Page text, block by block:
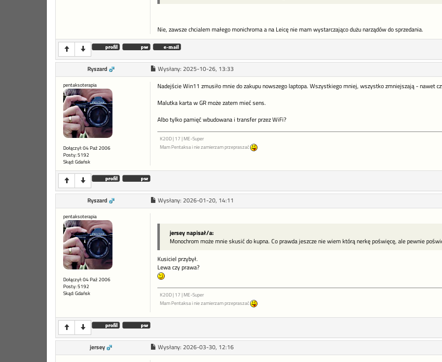
Nie, zawsze chcialem małego monichroma a na Leicę nie mam wystarczająco dużu narządów do sprzedania.
Ryszard Wysłany: 2025-10-26, 13:33
pentaksoterapia
Dołączył: 04 Paź 2006
Posty: 5192
Skąd: Gdańsk
Nadejście Win11 zmusiło mnie do zakupu nowszego laptopa. Wszystkiego mniej, wszystko zmniejszają - nawet
Malutka karta w GR może zatem mieć sens.
Albo tylko pamięć wbudowana i transfer przez WiFi?
K20D | 17 | ME-Super
Mam Pentaksa i nie zamierzam przepraszać
Ryszard Wysłany: 2026-01-20, 14:11
pentaksoterapia
Dołączył: 04 Paź 2006
Posty: 5192
Skąd: Gdańsk
jersey napisał/a:
Monochrom może mnie skusić do kupna. Co prawda jeszcze nie wiem którą nerkę poświęcę, ale pewnie
Kusiciel przybył.
Lewa czy prawa?
K20D | 17 | ME-Super
Mam Pentaksa i nie zamierzam przepraszać
jersey Wysłany: 2026-03-30, 12:16